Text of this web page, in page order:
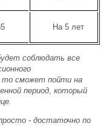
На 5 лет
соблюдать все
то сможет пойти на
период, который
- достаточно по